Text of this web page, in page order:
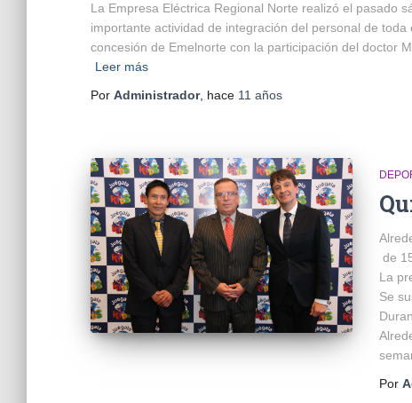
La Empresa Eléctrica Regional Norte realizó el pasado
importante actividad de integración del personal de toda
concesión de Emelnorte con la participación del doctor
Leer más
Por Administrador, hace 11 años
de
La
Se
Por